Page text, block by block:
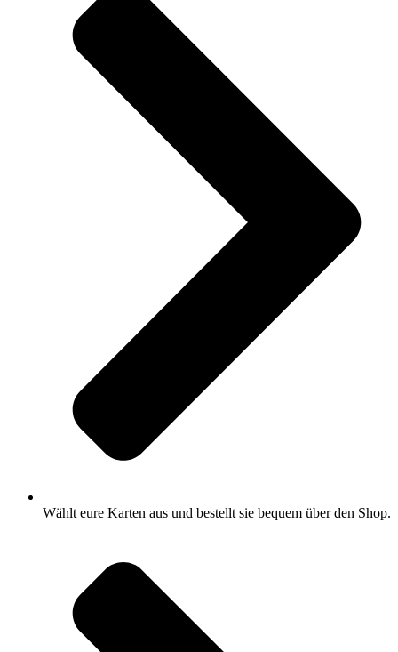
Wählt eure Karten aus und bestellt sie bequem über den Shop.